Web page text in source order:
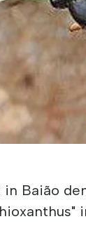
Baião